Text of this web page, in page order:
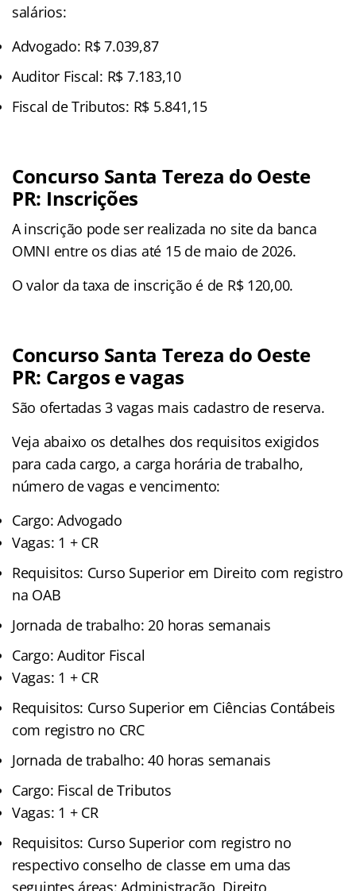
salários:
Advogado: R$ 7.039,87
Auditor Fiscal: R$ 7.183,10
Fiscal de Tributos: R$ 5.841,15
Concurso Santa Tereza do Oeste
PR: Inscrições
A inscrição pode ser realizada no site da banca
OMNI entre os dias até 15 de maio de 2026.
O valor da taxa de inscrição é de R$ 120,00.
Concurso Santa Tereza do Oeste
PR: Cargos e vagas
São ofertadas 3 vagas mais cadastro de reserva.
Veja abaixo os detalhes dos requisitos exigidos
para cada cargo, a carga horária de trabalho,
número de vagas e vencimento:
Cargo: Advogado
Vagas: 1 + CR
Requisitos: Curso Superior em Direito com registro
na OAB
Jornada de trabalho: 20 horas semanais
Cargo: Auditor Fiscal
Vagas: 1 + CR
Requisitos: Curso Superior em Ciências Contábeis
com registro no CRC
Jornada de trabalho: 40 horas semanais
Cargo: Fiscal de Tributos
Vagas: 1 + CR
Requisitos: Curso Superior com registro no
respectivo conselho de classe em uma das
seguintes áreas: Administração, Direito,